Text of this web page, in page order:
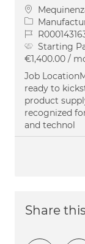
Location
Category
Job Id
Starting
€1,400.00 /
Job
ready to
product
recognized
and technol
Share